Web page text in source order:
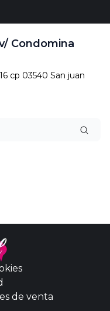
Condomina
cp 03540 San juan
de venta